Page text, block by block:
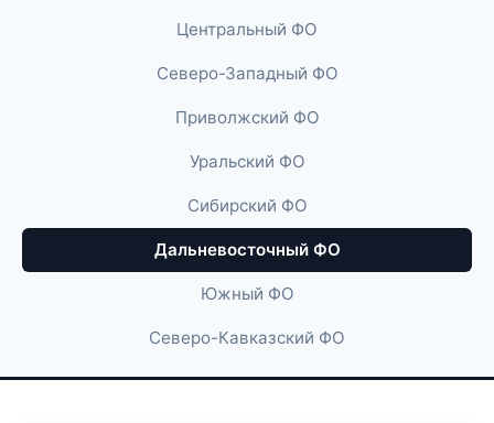
Центральный ФО
Северо-Западный ФО
Приволжский ФО
Уральский ФО
Сибирский ФО
Дальневосточный ФО
Южный ФО
Северо-Кавказский ФО